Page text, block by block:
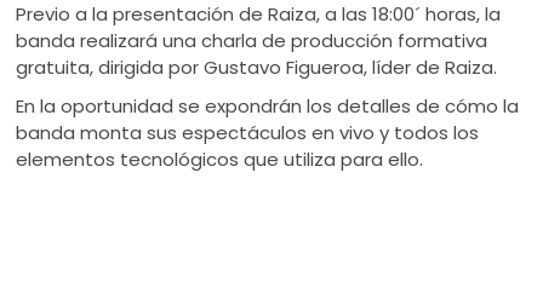
Previo a la presentación de Raiza, a las 18:00´ horas, la
banda realizará una charla de producción formativa
gratuita, dirigida por Gustavo Figueroa, líder de Raiza.
En la oportunidad se expondrán los detalles de cómo la
banda monta sus espectáculos en vivo y todos los
elementos tecnológicos que utiliza para ello.